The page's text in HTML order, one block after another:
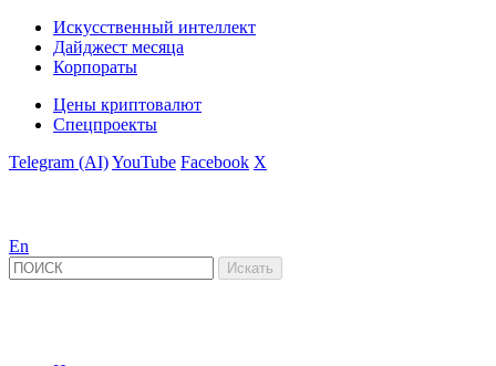
Искусственный интеллект
Дайджест месяца
Корпораты
Цены криптовалют
Спецпроекты
Telegram (AI)YouTube Facebook X
En